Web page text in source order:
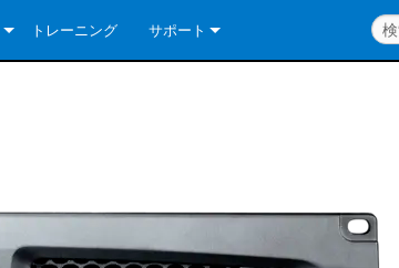
トレーニング サポート
ソフトウェア
ダウンロード